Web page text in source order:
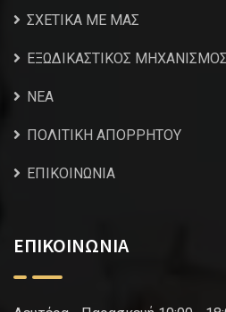
ΣΧΕΤΙΚΑ ΜΕ ΜΑΣ
ΕΞΩΔΙΚΑΣΤΙΚΟΣ
NEA
ΠΟΛΙΤΙΚΗ ΑΠΟΡΡΗΤΟΥ
ΕΠΙΚΟΙΝΩΝΙΑ
ΕΠΙΚΟΙΝΩΝΙΑ